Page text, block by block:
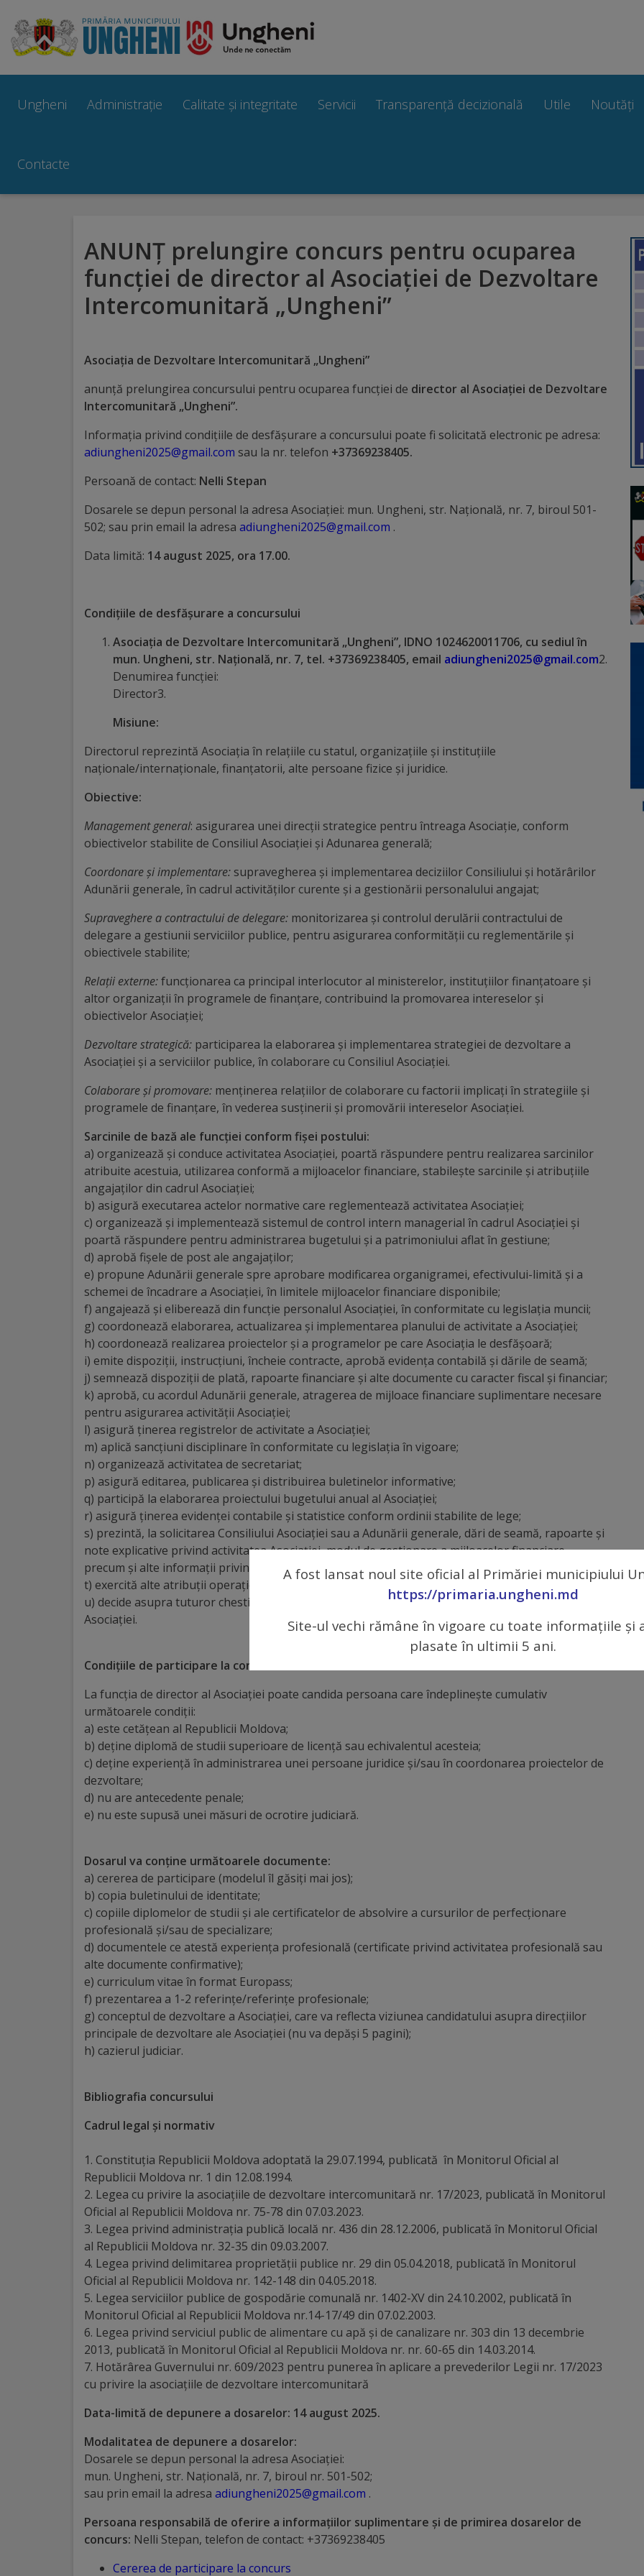
Ungheni
Prezentare
Simbolurile
orașului
brand
înfrățite
Distincții
Cetățeni
onoare
Deținători
titlului
„Merite
Ungheni”
Diplome
Excelență
Ungheniul
turistic
Obiective
turistice
(harta
sculpturilor)
Monumente
arhitecturale
Personalități
marcante
performanță
Orașul
imagini
Galerie
video
Galerii
Administrație
Primărie
Primar
Viceprimari
Organigrama
Aparatul
primăriei
Regulamentul
Integritate
calitate
Consiliul
Secretar
Consilieri
Comisii
specialitate
Regulamentul
Consiliului
integritate
Înscrierea
copiilor
grădiniță/Plăți
municipale
Comgaz-
Ungheni Administrație Calitate și integritate Servicii Transparență decizională Utile Noutăți
Contacte
ANUNȚ prelungire concurs pentru ocuparea
funcţiei de director al Asociației de Dezvoltare
Intercomunitară „Ungheni”
Asociația de Dezvoltare Intercomunitară „Ungheni”
anunţă prelungirea concursului pentru ocuparea funcţiei de director al Asociației de Dezvoltare
Intercomunitară „Ungheni”.
Informaţia privind condiţiile de desfăşurare a concursului poate fi solicitată electronic pe adresa:
adiungheni2025@gmail.com sau la nr. telefon +37369238405.
Persoană de contact: Nelli Stepan
Dosarele se depun personal la adresa Asociației: mun. Ungheni, str. Națională, nr. 7, biroul 501-
502; sau prin email la adresa adiungheni2025@gmail.com .
Data limită: 14 august 2025, ora 17.00.
Condițiile de desfășurare a concursului
Asociația de Dezvoltare Intercomunitară „Ungheni”, IDNO 1024620011706, cu sediul în
mun. Ungheni, str. Națională, nr. 7, tel. +37369238405, email adiungheni2025@gmail.com2.
Denumirea funcţiei:
Director3.
Misiune:
Directorul reprezintă Asociația în relațiile cu statul, organizațiile și instituțiile
naționale/internaționale, finanțatorii, alte persoane fizice și juridice.
Obiective:
Management general: asigurarea unei direcții strategice pentru întreaga Asociație, conform
obiectivelor stabilite de Consiliul Asociației și Adunarea generală;
Coordonare și implementare: supravegherea și implementarea deciziilor Consiliului și hotărârilor
Adunării generale, în cadrul activităților curente și a gestionării personalului angajat;
Supraveghere a contractului de delegare: monitorizarea și controlul derulării contractului de
delegare a gestiunii serviciilor publice, pentru asigurarea conformității cu reglementările și
obiectivele stabilite;
Relații externe:funcționarea ca principal interlocutor al ministerelor, instituțiilor finanțatoare și
altor organizații în programele de finanțare, contribuind la promovarea intereselor și
obiectivelor Asociației;
Dezvoltare strategică: participarea la elaborarea și implementarea strategiei de dezvoltare a
Asociației și a serviciilor publice, în colaborare cu Consiliul Asociației.
Colaborare și promovare: menținerea relațiilor de colaborare cu factorii implicați în strategiile și
programele de finanțare, în vederea susținerii și promovării intereselor Asociației.
Sarcinile de bază ale funcției conform fișei postului:
a) organizează și conduce activitatea Asociației, poartă răspundere pentru realizarea sarcinilor
atribuite acestuia, utilizarea conformă a mijloacelor financiare, stabilește sarcinile și atribuțiile
angajaților din cadrul Asociației;
b) asigură executarea actelor normative care reglementează activitatea Asociației;
c) organizează și implementează sistemul de control intern managerial în cadrul Asociației și
poartă răspundere pentru administrarea bugetului și a patrimoniului aflat în gestiune;
d) aprobă fișele de post ale angajaților;
e) propune Adunării generale spre aprobare modificarea organigramei, efectivului-limită și a
schemei de încadrare a Asociației, în limitele mijloacelor financiare disponibile;
f) angajează și eliberează din funcție personalul Asociației, în conformitate cu legislația muncii;
g) coordonează elaborarea, actualizarea și implementarea planului de activitate a Asociației;
h) coordonează realizarea proiectelor și a programelor pe care Asociația le desfășoară;
i) emite dispoziții, instrucțiuni, încheie contracte, aprobă evidența contabilă și dările de seamă;
j) semnează dispoziții de plată, rapoarte financiare și alte documente cu caracter fiscal și financiar;
k) aprobă, cu acordul Adunării generale, atragerea de mijloace financiare suplimentare necesare
pentru asigurarea activității Asociației;
l) asigură ținerea registrelor de activitate a Asociației;
m) aplică sancțiuni disciplinare în conformitate cu legislația în vigoare;
n) organizează activitatea de secretariat;
p) asigură editarea, publicarea și distribuirea buletinelor informative;
q) participă la elaborarea proiectului bugetului anual al Asociației;
r) asigură ținerea evidenței contabile și statistice conform ordinii stabilite de lege;
s) prezintă, la solicitarea Consiliului Asociației sau a Adunării generale, dări de seamă, rapoarte și
note explicative privind activitatea Asociației, modul de gestionare a mijloacelor financiare,
precum și alte informații privind activitatea Asociației;
t) exercită alte atribuții operațional-manageriale;
u) decide asupra tuturor chestiunilor care nu constituie competența exclusivă a altor organe ale
Asociației.
Condițiile de participare la concurs
La funcția de director al Asociației poate candida persoana care îndeplinește cumulativ
următoarele condiții:
a) este cetățean al Republicii Moldova;
b) deține diplomă de studii superioare de licență sau echivalentul acesteia;
c) deține experiență în administrarea unei persoane juridice și/sau în coordonarea proiectelor de
dezvoltare;
d) nu are antecedente penale;
e) nu este supusă unei măsuri de ocrotire judiciară.
Dosarul va conține următoarele documente:
a) cererea de participare (modelul îl găsiți mai jos);
b) copia buletinului de identitate;
c) copiile diplomelor de studii și ale certificatelor de absolvire a cursurilor de perfecționare
profesională și/sau de specializare;
d) documentele ce atestă experiența profesională (certificate privind activitatea profesională sau
alte documente confirmative);
e) curriculum vitae în format Europass;
f) prezentarea a 1-2 referințe/referințe profesionale;
g) conceptul de dezvoltare a Asociației, care va reflecta viziunea candidatului asupra direcțiilor
principale de dezvoltare ale Asociației (nu va depăși 5 pagini);
h) cazierul judiciar.
Bibliografia concursului
Cadrul legal și normativ
1. Constituţia Republicii Moldova adoptată la 29.07.1994, publicată în Monitorul Oficial al
Republicii Moldova nr. 1 din 12.08.1994.
2. Legea cu privire la asociațiile de dezvoltare intercomunitară nr. 17/2023, publicată în Monitorul
Oficial al Republicii Moldova nr. 75-78 din 07.03.2023.
3. Legea privind administraţia publică locală nr. 436 din 28.12.2006, publicată în Monitorul Oficial
al Republicii Moldova nr. 32-35 din 09.03.2007.
4. Legea privind delimitarea proprietăţii publice nr. 29 din 05.04.2018, publicată în Monitorul
Oficial al Republicii Moldova nr. 142-148 din 04.05.2018.
5. Legea serviciilor publice de gospodărie comunală nr. 1402-XV din 24.10.2002, publicată în
Monitorul Oficial al Republicii Moldova nr.14-17/49 din 07.02.2003.
6. Legea privind serviciul public de alimentare cu apă şi de canalizare nr. 303 din 13 decembrie
2013, publicată în Monitorul Oficial al Republicii Moldova nr. nr. 60-65 din 14.03.2014.
7. Hotărârea Guvernului nr. 609/2023 pentru punerea în aplicare a prevederilor Legii nr. 17/2023
cu privire la asociațiile de dezvoltare intercomunitară
Data-limită de depunere a dosarelor: 14 august 2025.
Modalitatea de depunere a dosarelor:
Dosarele se depun personal la adresa Asociației:
mun. Ungheni, str. Națională, nr. 7, biroul nr. 501-502;
sau prin email la adresa adiungheni2025@gmail.com .
Persoana responsabilă de oferire a informațiilor suplimentare și de primirea dosarelor de
concurs: Nelli Stepan, telefon de contact: +37369238405
Cererea de participare la concurs
A fost lansat noul site oficial al Primăriei municipiului
https://primaria.ungheni.md
Site-ul vechi rămâne în vigoare cu toate informațiile și
plasate în ultimii 5 ani.